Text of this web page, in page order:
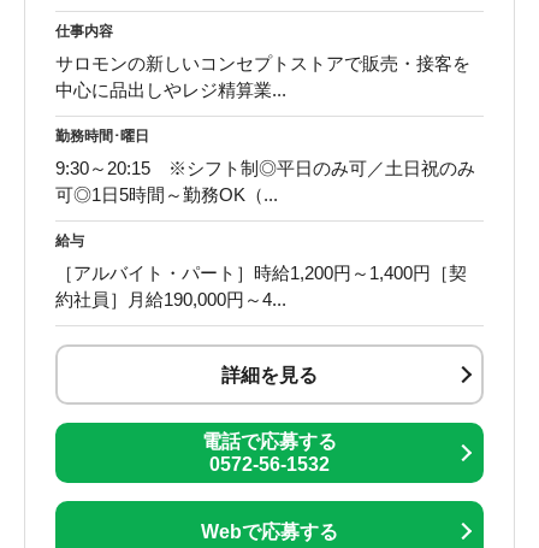
仕事内容
サロモンの新しいコンセプトストアで販売・接客を
中心に品出しやレジ精算業...
勤務時間･曜日
9:30～20:15 ※シフト制◎平日のみ可／土日祝のみ
可◎1日5時間～勤務OK（...
給与
［アルバイト・パート］時給1,200円～1,400円［契
約社員］月給190,000円～4...
詳細を見る
電話で応募する
0572-56-1532
Webで応募する